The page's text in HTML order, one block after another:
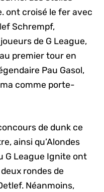
ont croisé le fer avec
Schrempf,
de G League,
premier tour en
Pau Gasol,
comme porte-
de dunk ce
ainsi qu’Alondes
G League Ignite ont
rondes de
Néanmoins,